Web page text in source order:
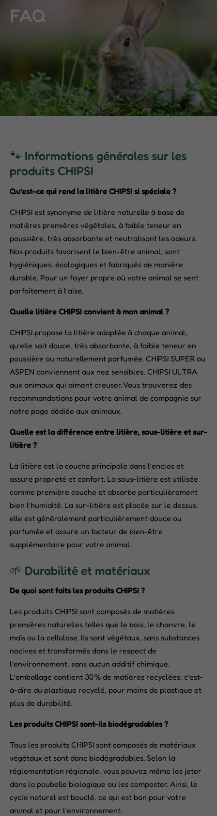
FAQ
🐾 Informations générales sur les
produits CHIPSI
Qu’est-ce qui rend la litière CHIPSI si spéciale ?
CHIPSI est synonyme de litière naturelle à base de
matières premières végétales, à faible teneur en
poussière, très absorbante et neutralisant les odeurs.
Nos produits favorisent le bien-être animal, sont
hygiéniques, écologiques et fabriqués de manière
durable. Pour un foyer propre où votre animal se sent
parfaitement à l’aise.
Quelle litière CHIPSI convient à mon animal ?
CHIPSI propose la litière adaptée à chaque animal,
qu’elle soit douce, très absorbante, à faible teneur en
poussière ou naturellement parfumée. CHIPSI SUPER ou
ASPEN conviennent aux nez sensibles, CHIPSI ULTRA
aux animaux qui aiment creuser. Vous trouverez des
recommandations pour votre animal de compagnie sur
notre page dédiée aux animaux.
Quelle est la différence entre litière, sous-litière et sur-
litière ?
La litière est la couche principale dans l’enclos et
assure propreté et confort. La sous-litière est utilisée
comme première couche et absorbe particulièrement
bien l’humidité. La sur-litière est placée sur le dessus,
elle est généralement particulièrement douce ou
parfumée et assure un facteur de bien-être
supplémentaire pour votre animal.
🌱 Durabilité et matériaux
De quoi sont faits les produits CHIPSI ?
Les produits CHIPSI sont composés de matières
premières naturelles telles que le bois, le chanvre, le
maïs ou la cellulose. Ils sont végétaux, sans substances
nocives et transformés dans le respect de
l’environnement, sans aucun additif chimique.
L’emballage contient 30 % de matières recyclées, c’est-
à-dire du plastique recyclé, pour moins de plastique et
plus de durabilité.
Les produits CHIPSI sont-ils biodégradables ?
Tous les produits CHIPSI sont composés de matériaux
végétaux et sont donc biodégradables. Selon la
réglementation régionale, vous pouvez même les jeter
dans la poubelle biologique ou les composter. Ainsi, le
cycle naturel est bouclé, ce qui est bon pour votre
animal et pour l’environnement.